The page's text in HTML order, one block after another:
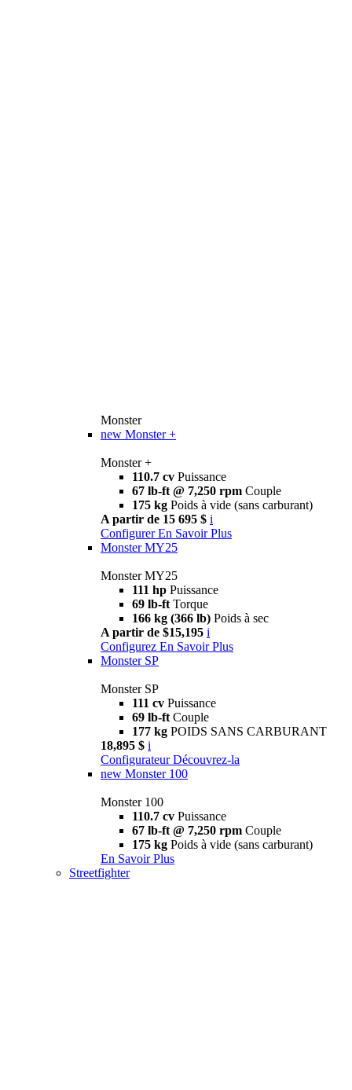
Monster
new Monster +
Monster +
110.7 cv Puissance
67 lb-ft @ 7,250 rpm Couple
175 kg Poids à vide (sans carburant)
A partir de 15 695 $ i
Configurer En Savoir Plus
Monster MY25
Monster MY25
111 hp Puissance
69 lb-ft Torque
166 kg (366 lb) Poids à sec
A partir de $15,195 i
Configurez En Savoir Plus
Monster SP
Monster SP
111 cv Puissance
69 lb-ft Couple
177 kg POIDS SANS CARBURANT
18,895 $ i
Configurateur Découvrez-la
new Monster 100
Monster 100
110.7 cv Puissance
67 lb-ft @ 7,250 rpm Couple
175 kg Poids à vide (sans carburant)
En Savoir Plus
Streetfighter